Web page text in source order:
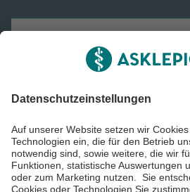
Asklepios Gruppe